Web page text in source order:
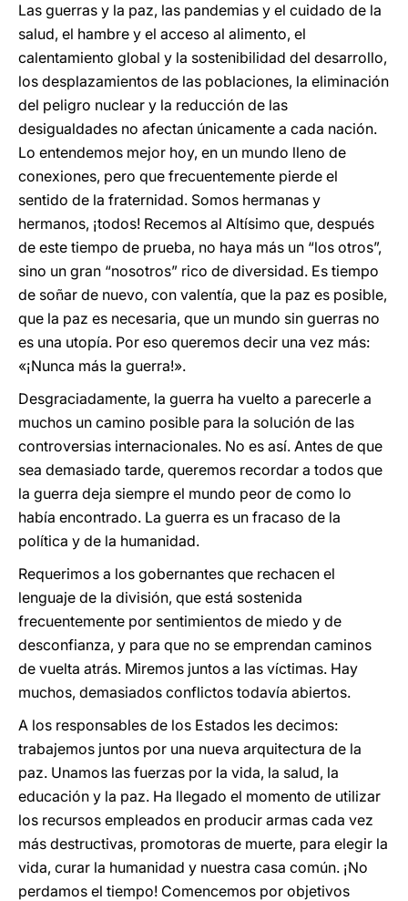
Las guerras y la paz, las pandemias y el cuidado de la
salud, el hambre y el acceso al alimento, el
calentamiento global y la sostenibilidad del desarrollo,
los desplazamientos de las poblaciones, la eliminación
del peligro nuclear y la reducción de las
desigualdades no afectan únicamente a cada nación.
Lo entendemos mejor hoy, en un mundo lleno de
conexiones, pero que frecuentemente pierde el
sentido de la fraternidad. Somos hermanas y
hermanos, ¡todos! Recemos al Altísimo que, después
de este tiempo de prueba, no haya más un “los otros”,
sino un gran “nosotros” rico de diversidad. Es tiempo
de soñar de nuevo, con valentía, que la paz es posible,
que la paz es necesaria, que un mundo sin guerras no
es una utopía. Por eso queremos decir una vez más:
«¡Nunca más la guerra!».
Desgraciadamente, la guerra ha vuelto a parecerle a
muchos un camino posible para la solución de las
controversias internacionales. No es así. Antes de que
sea demasiado tarde, queremos recordar a todos que
la guerra deja siempre el mundo peor de como lo
había encontrado. La guerra es un fracaso de la
política y de la humanidad.
Requerimos a los gobernantes que rechacen el
lenguaje de la división, que está sostenida
frecuentemente por sentimientos de miedo y de
desconfianza, y para que no se emprendan caminos
de vuelta atrás. Miremos juntos a las víctimas. Hay
muchos, demasiados conflictos todavía abiertos.
A los responsables de los Estados les decimos:
trabajemos juntos por una nueva arquitectura de la
paz. Unamos las fuerzas por la vida, la salud, la
educación y la paz. Ha llegado el momento de utilizar
los recursos empleados en producir armas cada vez
más destructivas, promotoras de muerte, para elegir la
vida, curar la humanidad y nuestra casa común. ¡No
perdamos el tiempo! Comencemos por objetivos